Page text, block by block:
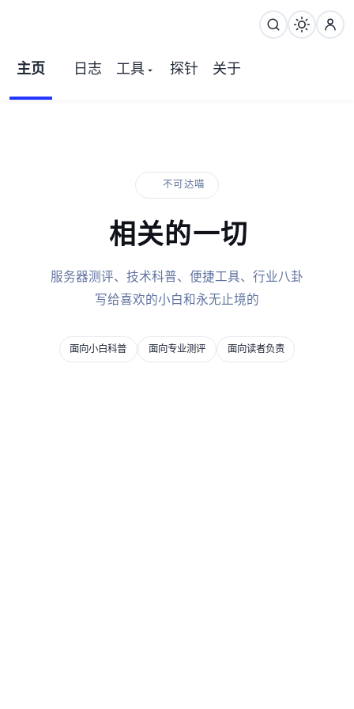
主页 日志 工具 探针 关于
MEOWVPS•ICMP不可达喵
VPS相关的一切
服务器测评、技术科普、便捷工具、行业八卦
写给喜欢VPS的小白和永无止境的MJJ
面向小白科普 面向专业测评 面向读者负责